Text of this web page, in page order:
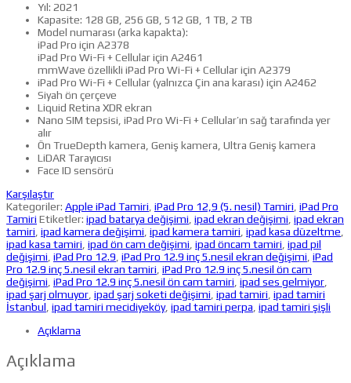
Yıl: 2021
Kapasite: 128 GB, 256 GB, 512 GB, 1 TB, 2 TB
Model numarası (arka kapakta):
iPad Pro için A2378
iPad Pro Wi-Fi + Cellular için A2461
mmWave özellikli iPad Pro Wi-Fi + Cellular için A2379
iPad Pro Wi-Fi + Cellular (yalnızca Çin ana karası) için A2462
Siyah ön çerçeve
Liquid Retina XDR ekran
Nano SIM tepsisi, iPad Pro Wi-Fi + Cellular’ın sağ tarafında yer
alır
Ön TrueDepth kamera, Geniş kamera, Ultra Geniş kamera
LiDAR Tarayıcısı
Face ID sensörü
Karşılaştır
Kategoriler: Apple iPad Tamiri iPad Pro 12,9 (5. nesil) Tamiri iPad Pro
Tamiri Etiketler: ipad batarya değişimi ipad ekran değişimi ipad ekran
tamiri ipad kamera değişimi ipad kamera tamiri ipad kasa düzeltme
ipad kasa tamiri ipad ön cam değişimi ipad öncam tamiri ipad pil
değişimi iPad Pro 12.9 iPad Pro 12.9 inç 5.nesil ekran değişimi iPad
Pro 12.9 inç 5.nesil ekran tamiri iPad Pro 12.9 inç 5.nesil ön cam
değişimi iPad Pro 12.9 inç 5.nesil ön cam tamiri ipad ses gelmiyor
ipad şarj olmuyor ipad şarj soketi değişimi ipad tamiri ipad tamiri
İstanbul ipad tamiri mecidiyeköy, ipad tamiri perpa ipad tamiri şişli
Açıklama
Açıklama